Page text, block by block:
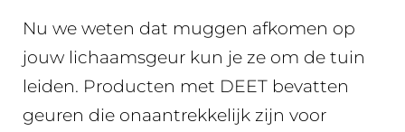
Nu we weten dat muggen afkomen op
jouw lichaamsgeur kun je ze om de tuin
leiden. Producten met DEET bevatten
geuren die onaantrekkelijk zijn voor